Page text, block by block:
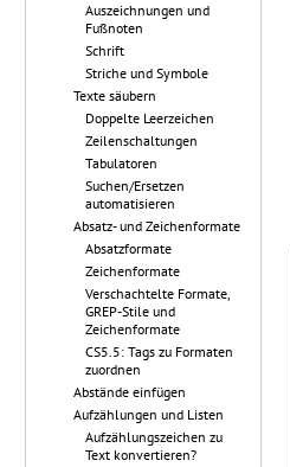
Auszeichnungen und
Fußnoten
Schrift
Striche und Symbole
Texte säubern
Doppelte Leerzeichen
Zeilenschaltungen
Tabulatoren
Suchen/Ersetzen
automatisieren
Absatz- und Zeichenformate
Absatzformate
Zeichenformate
Verschachtelte Formate,
GREP-Stile und
Zeichenformate
CS5.5: Tags zu Formaten
zuordnen
Abstände einfügen
Aufzählungen und Listen
Aufzählungszeichen zu
Text konvertieren?